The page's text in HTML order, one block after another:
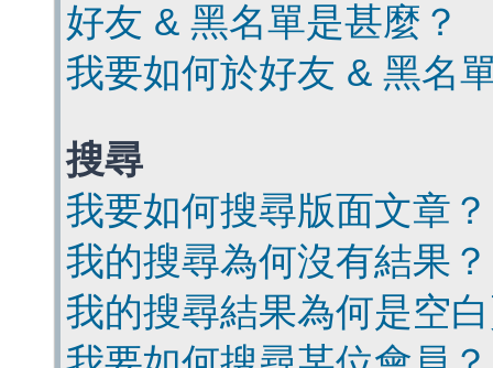
好友 & 黑名單是甚麼？
我要如何於好友 & 黑名
搜尋
我要如何搜尋版面文章？
我的搜尋為何沒有結果？
我的搜尋結果為何是空